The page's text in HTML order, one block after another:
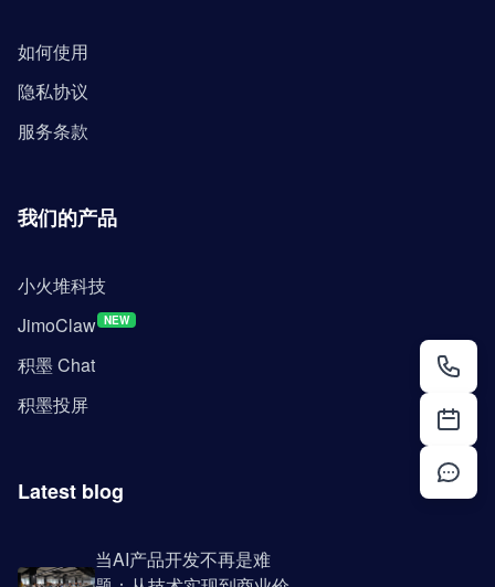
如何使用
隐私协议
服务条款
我们的产品
小火堆科技
JimoClaw NEW
积墨 Chat
积墨投屏
Latest blog
当AI产品开发不再是难